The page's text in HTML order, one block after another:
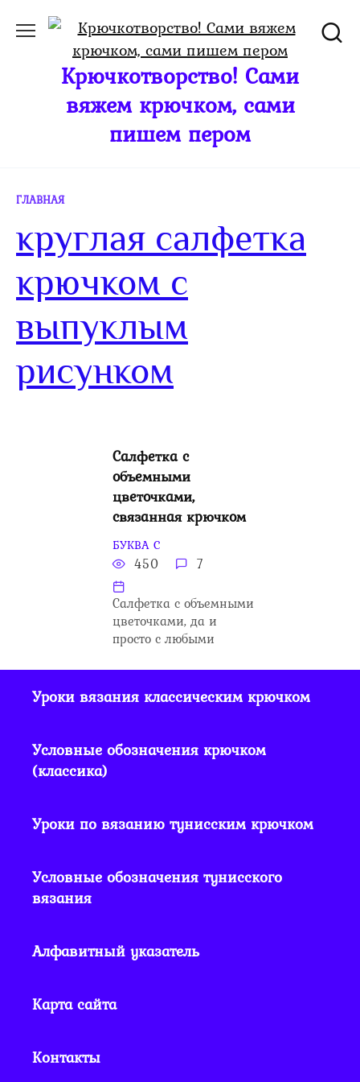
Перейти
содержанию
Крючкотворство! Сами
вяжем крючком, сами
пишем пером
ГЛАВНАЯ
круглая салфетка
крючком с
выпуклым
рисунком
Салфетка с
объемными
цветочками,
связанная крючком
БУКВА С
450 7
Салфетка с объемными
цветочками, да и
просто с любыми
Уроки вязания классическим крючком
Условные обозначения крючком
(классика)
Уроки по вязанию тунисским крючком
Условные обозначения тунисского
вязания
Алфавитный указатель
Карта сайта
Контакты